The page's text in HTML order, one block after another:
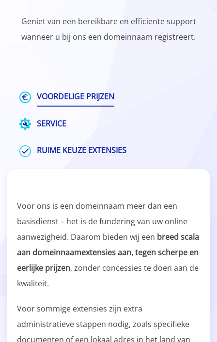
Geniet van een bereikbare en efficiente support
wanneer u bij ons een domeinnaam registreert.
VOORDELIGE PRIJZEN
SERVICE
RUIME KEUZE EXTENSIES
Voor ons is een domeinnaam meer dan een
basisdienst – het is de fundering van uw online
aanwezigheid. Daarom bieden wij een breed scala
aan domeinnaamextensies aan, tegen scherpe en
eerlijke prijzen, zonder concessies te doen aan de
kwaliteit.
Voor sommige extensies zijn extra
administratieve stappen nodig, zoals specifieke
documenten of een lokaal adres in het land van